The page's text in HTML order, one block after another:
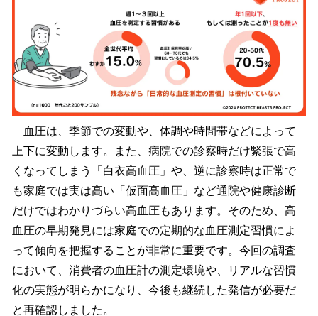
血圧は、季節での変動や、体調や時間帯などによって
上下に変動します。また、病院での診察時だけ緊張で高
くなってしまう「白衣高血圧」や、逆に診察時は正常で
も家庭では実は高い「仮面高血圧」など通院や健康診断
だけではわかりづらい高血圧もあります。そのため、高
血圧の早期発見には家庭での定期的な血圧測定習慣によ
って傾向を把握することが非常に重要です。今回の調査
において、消費者の血圧計の測定環境や、リアルな習慣
化の実態が明らかになり、今後も継続した発信が必要だ
と再確認しました。